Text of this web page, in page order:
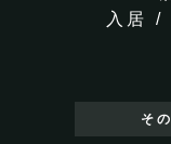
入居 /
そ